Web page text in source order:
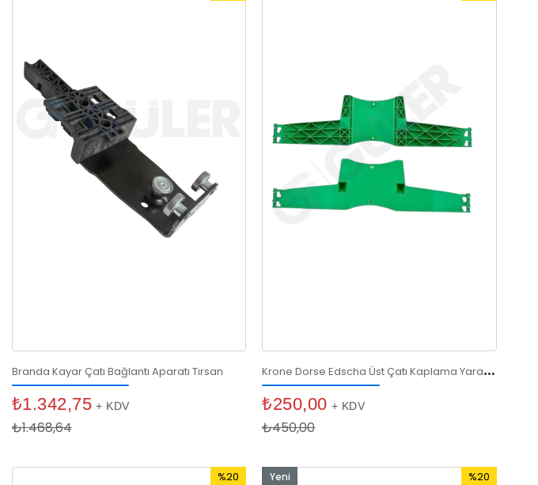
Branda Kayar Çatı Bağlantı Aparatı Tırsan
₺1.342,75 + KDV
₺1.468,64
K
rone Dorse Edscha Üst Çatı Kaplama Yarasa Model
₺250,00 + KDV
₺450,00
%20
%20
Yeni